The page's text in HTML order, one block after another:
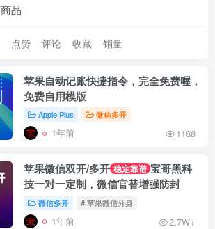
商品
点赞 评论 收藏 销量
苹果自动记账快捷指令，完全免费喔，
免费自用模版
Apple Plus 微信多开
1年前 1188
苹果微信双开/多开 稳定靠谱 宝哥黑科
技一对一定制，微信官替增强防封
微信多开 # 苹果微信分身
1年前 2.7W+